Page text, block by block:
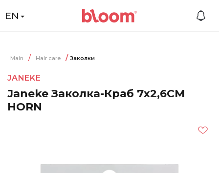
EN
Main Hair care Заколки
JANEKE
Janeke Заколка-Краб 7x2,6СМ
HORN